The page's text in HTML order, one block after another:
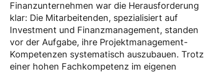
Finanzunternehmen war die Herausforderung
klar: Die Mitarbeitenden, spezialisiert auf
Investment und Finanzmanagement, standen
vor der Aufgabe, ihre Projektmanagement-
Kompetenzen systematisch auszubauen. Trotz
einer hohen Fachkompetenz im eigenen